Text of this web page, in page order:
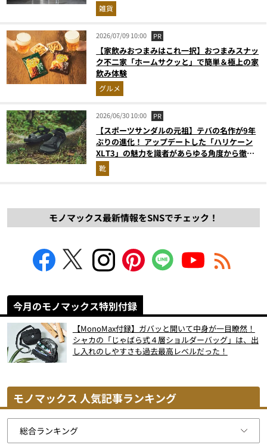
雑貨
2026/07/09 10:00 PR
【家飲みおつまみはこれ一択】おつまみスナッ
ク不二家「ホームサクッと」で簡単＆極上の家
飲み体験
グルメ
2026/06/30 10:00 PR
【スポーツサンダルの元祖】テバの名作が9年
ぶりの進化！ アップデートした「ハリケーン
XLT3」の魅力を識者があらゆる角度から徹底
解説！
靴
モノマックス最新情報をSNSでチェック！
今月のモノマックス特別付録
【MonoMax付録】ガバッと開いて中身が一目瞭然！
シャカの「じゃばら式４層ショルダーバッグ」は、出
し入れのしやすさも過去最高レベルだった！
モノマックス 人気記事ランキング